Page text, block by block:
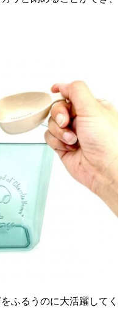
ふるうのに大活躍してく